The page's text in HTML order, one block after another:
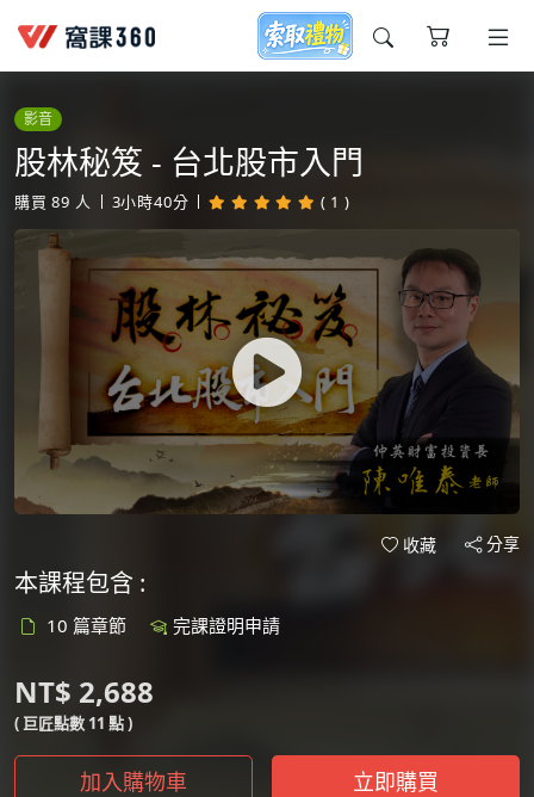
今天想要學什麼?
窩課推薦給您
影音
股林秘笈 - 台北股市入門
購買 89 人 3小時40分 ( 1 )
收藏 分享
本課程包含 :
10 篇章節 完課證明申請
NT$ 2,688
( 巨匠點數 11 點 )
加入購物車 立即購買